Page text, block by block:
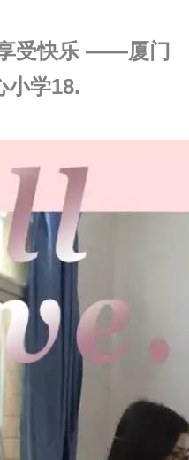
受快乐 ——厦门
小学18.